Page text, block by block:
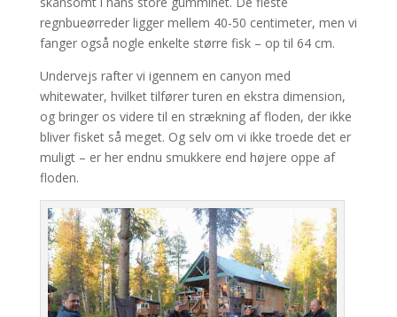
regnbueørreder ligger mellem 40-50 centimeter, men vi
fanger også nogle enkelte større fisk – op til 64 cm.
Undervejs rafter vi igennem en canyon med
whitewater, hvilket tilfører turen en ekstra dimension,
og bringer os videre til en strækning af floden, der ikke
bliver fisket så meget. Og selv om vi ikke troede det er
muligt – er her endnu smukkere end højere oppe af
floden.